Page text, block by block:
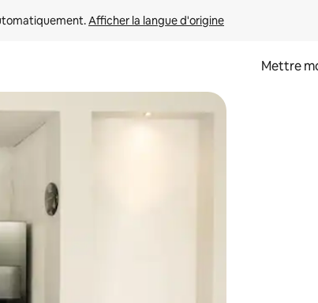
Afficher la langue d'origine
Mettre